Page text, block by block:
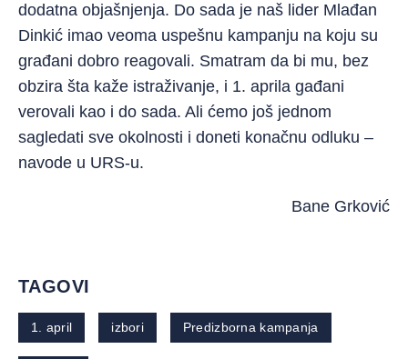
dodatna objašnjenja. Do sada je naš lider Mlađan
Dinkić imao veoma uspešnu kampanju na koju su
građani dobro reagovali. Smatram da bi mu, bez
obzira šta kaže istraživanje, i 1. aprila gađani
verovali kao i do sada. Ali ćemo još jednom
sagledati sve okolnosti i doneti konačnu odluku –
navode u URS-u.
Bane Grković
TAGOVI
1. april izbori Predizborna kampanja